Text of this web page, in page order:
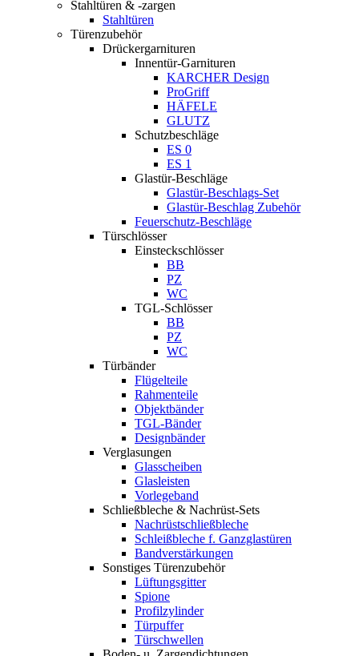
Stahltüren & -zargen
Stahltüren
Türenzubehör
Drückergarnituren
Innentür-Garnituren
KARCHER Design
ProGriff
HÄFELE
GLUTZ
Schutzbeschläge
ES 0
ES 1
Glastür-Beschläge
Glastür-Beschlags-Set
Glastür-Beschlag Zubehör
Feuerschutz-Beschläge
Türschlösser
Einsteckschlösser
BB
PZ
WC
TGL-Schlösser
BB
PZ
WC
Türbänder
Flügelteile
Rahmenteile
Objektbänder
TGL-Bänder
Designbänder
Verglasungen
Glasscheiben
Glasleisten
Vorlegeband
Schließbleche & Nachrüst-Sets
Nachrüstschließbleche
Schleißbleche f. Ganzglastüren
Bandverstärkungen
Sonstiges Türenzubehör
Lüftungsgitter
Spione
Profilzylinder
Türpuffer
Türschwellen